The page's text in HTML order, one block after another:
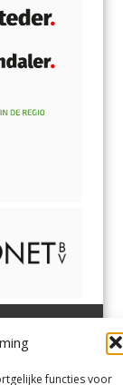
functies voor
Vogelenzang,